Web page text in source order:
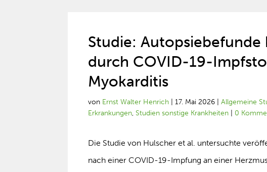
Studie:
durch COVID-19-
Myokarditis
von Ernst Walter Henrich |17. Mai 2026 |Allgemeine
Erkrankungen, Studien sonstige Krankheiten 0
Die Studie von Hulscher et al. untersuchte
nach einer COVID-19-Impfung an einer